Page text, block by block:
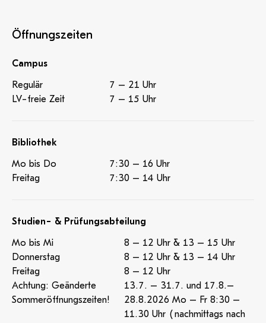
Öffnungszeiten
Campus
Regulär
7 – 21 Uhr
LV-freie Zeit
7 – 15 Uhr
Bibliothek
Mo bis Do
7:30 – 16 Uhr
Freitag
7:30 – 14 Uhr
Studien- & Prüfungsabteilung
Mo bis Mi
8 – 12 Uhr & 13 – 15 Uhr
Donnerstag
8 – 12 Uhr & 13 – 14 Uhr
Freitag
8 – 12 Uhr
Achtung: Geänderte
Sommeröffnungszeiten!
13.7. – 31.7. und 17.8.–
28.8.2026 Mo – Fr 8:30 –
11.30 Uhr (nachmittags nach